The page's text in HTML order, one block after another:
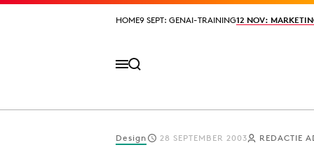
HOME9 SEPT: GENAI-TRAINING12 NOV:
HOME9 SEPT: GENAI-TRAINING12 NOV:
Design 28 SEPTEMBER 2003 REDACTIE